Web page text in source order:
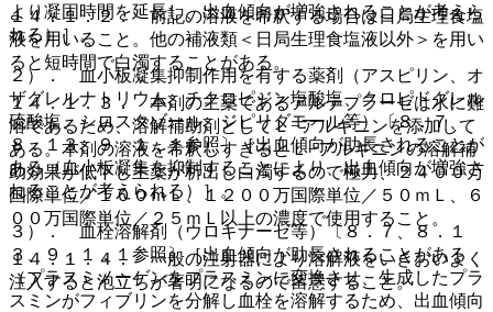
１４．１．２． 前記の溶液を希釈する場合は日局生理食塩
液を用いること。他の補液類＜日局生理食塩液以外＞を用い
ると短時間で白濁することがある。
１４．１．３． 本剤の主薬であるアルテプラーゼは水に難
溶であるため、溶解補助剤としてＬ−アルギニンを添加して
ある。本剤の溶液を希釈しすぎるとＬ−アルギニンの溶解補
助効果が低下し主薬が析出し白濁するので極力、２４００万
国際単位／１００ｍＬ、１２００万国際単位／５０ｍＬ、６
００万国際単位／２５ｍＬ以上の濃度で使用すること。
１４．１．４． 一般の注射器により溶解液をいきおいよく
注入すると泡立ちが著明になるので留意すること。
より凝固時間を延長し、出血傾向が増強されることが考えら
れる）］。
２）． 血小板凝集抑制作用を有する薬剤（アスピリン、オ
ザグレルナトリウム、チクロピジン塩酸塩、クロピドグレル
硫酸塩、シロスタゾール、ジピリダモール等）〔８．７、
８．１３、９．１．１参照〕［出血傾向が助長されることが
ある（血小板凝集を抑制することにより、出血傾向が増強さ
れることが考えられる）］。
３）． 血栓溶解剤（ウロキナーゼ等）〔８．７、８．１
３、９．１．１参照〕［出血傾向が助長されることがある
（プラスミノーゲンをプラスミンに変換させ、生成したプラ
スミンがフィブリンを分解し血栓を溶解するため、出血傾向